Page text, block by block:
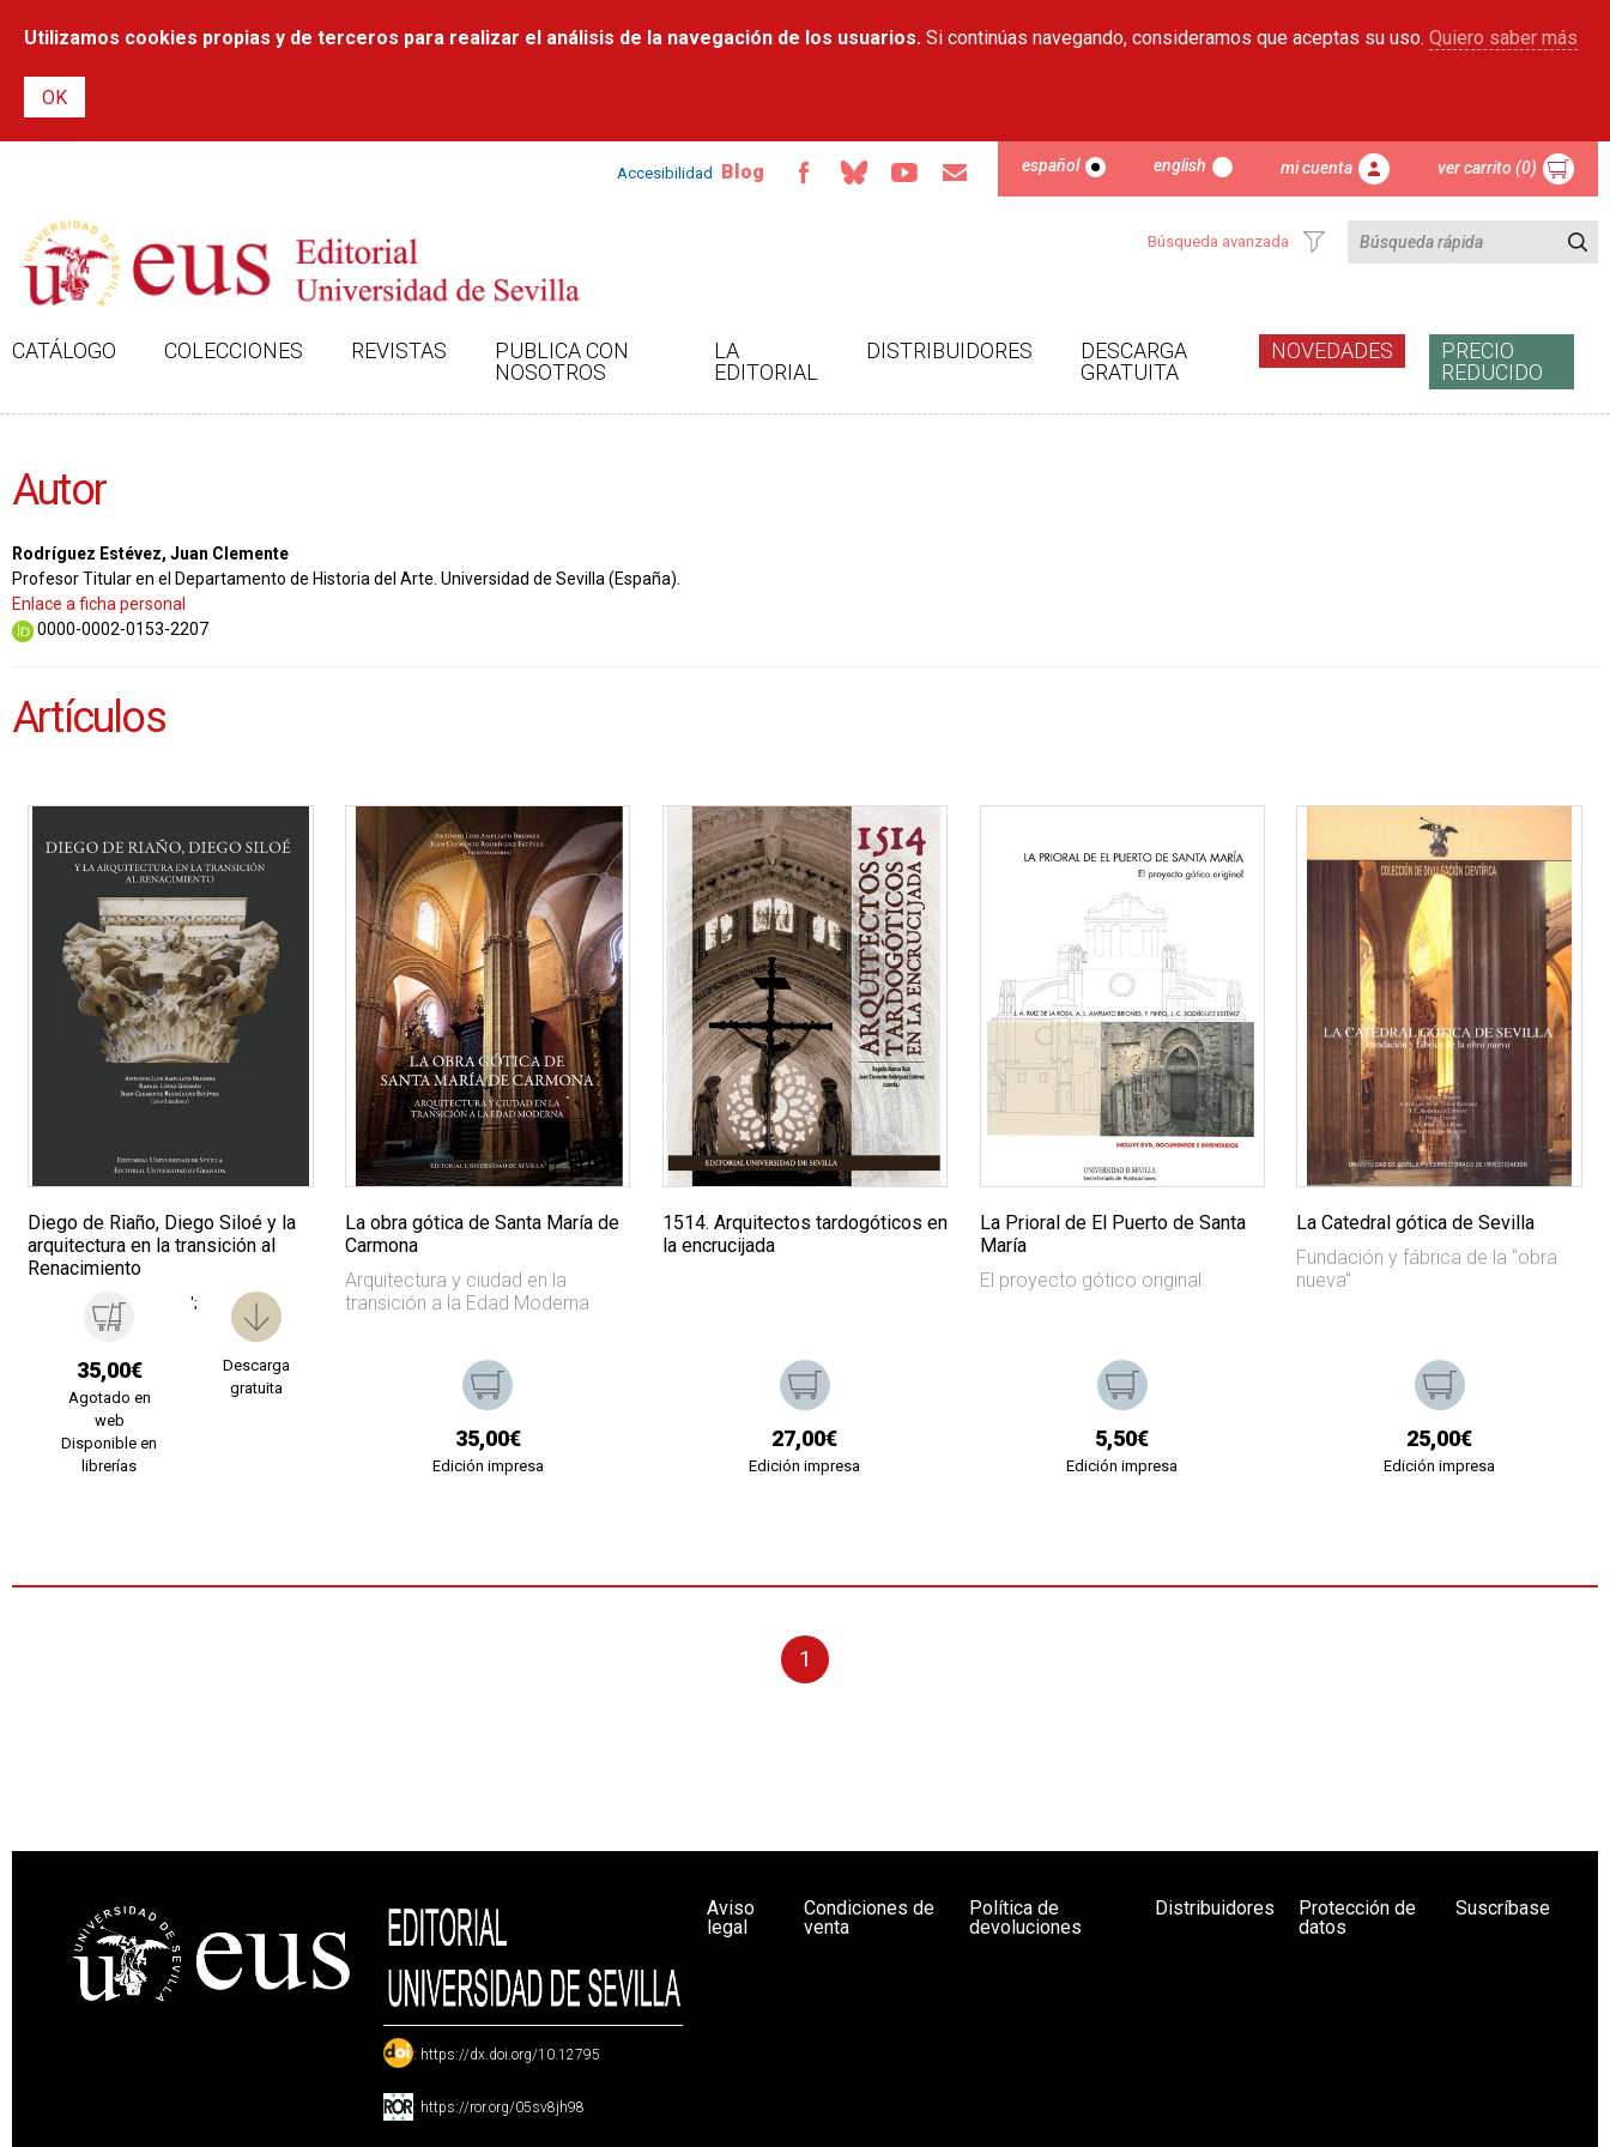
contenido
Utilizamos cookies propias y de terceros para realizar el análisis de la navegación de los usuarios. Si continúas navegando, consideramos que aceptas su uso. Quiero saber más
Accesibilidad Blog español english mi cuenta ver carrito (0)
Búsqueda avanzada
CATÁLOGO COLECCIONES REVISTAS
PUBLICA CON
NOSOTROS
LA
EDITORIAL
DISTRIBUIDORES
DESCARGA
GRATUITA
NOVEDADES
PRECIO
REDUCIDO
Autor
Rodríguez Estévez, Juan Clemente
Profesor Titular en el Departamento de Historia del Arte. Universidad de Sevilla (España).
Enlace a ficha personal
0000-0002-0153-2207
Artículos
Diego de Riaño, Diego Siloé y la
arquitectura en la transición al
Renacimiento
35,00€
Agotado en
web
Disponible en
librerías
';
Descarga
gratuita
La obra gótica de Santa María de
Carmona
Arquitectura y ciudad en la
transición a la Edad Moderna
35,00€
Edición impresa
1514. Arquitectos tardogóticos en
la encrucijada
27,00€
Edición impresa
La Prioral de El Puerto de Santa
María
El proyecto gótico original
5,50€
Edición impresa
La Catedral gótica de Sevilla
Fundación y fábrica de la "obra
nueva"
25,00€
Edición impresa
1
: https://dx.doi.org/10.12795
: https://ror.org/05sv8jh98
Aviso
legal
Condiciones de
venta
Política de
devoluciones
Distribuidores
Protección de
datos
Suscríbase